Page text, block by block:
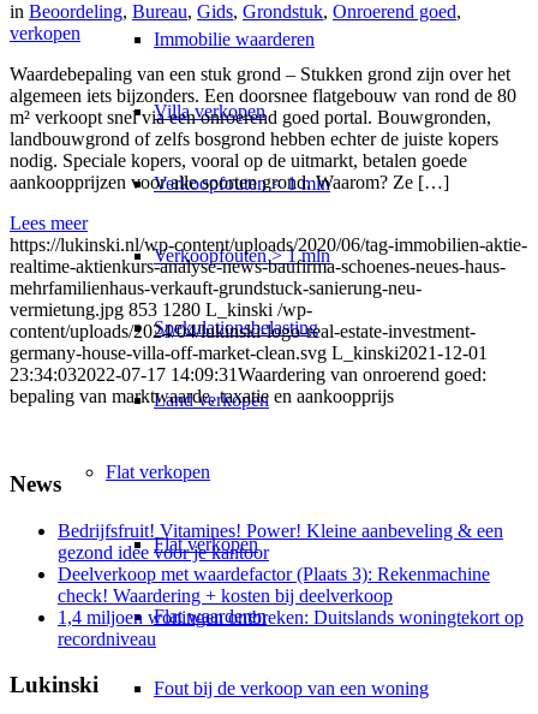
Immobilie waarderen
Villa verkopen
Verkoopfouten < 1 mln
Verkoopfouten > 1 mln
Spekulationsbelasting
Land verkopen
Flat verkopen
Flat verkopen
Flat waarderen
Fout bij de verkoop van een woning
in Beoordeling, Bureau, Gids, Grondstuk, Onroerend goed,
verkopen
Waardebepaling van een stuk grond – Stukken grond zijn over het
algemeen iets bijzonders. Een doorsnee flatgebouw van rond de 80
m² verkoopt snel via een onroerend goed portal. Bouwgronden,
landbouwgrond of zelfs bosgrond hebben echter de juiste kopers
nodig. Speciale kopers, vooral op de uitmarkt, betalen goede
aankoopprijzen voor alle soorten grond. Waarom? Ze […]
Lees meer
https://lukinski.nl/wp-content/uploads/2020/06/tag-immobilien-aktie-
realtime-aktienkurs-analyse-news-baufirma-schoenes-neues-haus-
mehrfamilienhaus-verkauft-grundstuck-sanierung-neu-
vermietung.jpg 853 1280 L_kinski /wp-
content/uploads/2024/04/lukinski-logo-real-estate-investment-
germany-house-villa-off-market-clean.svg L_kinski2021-12-01
23:34:032022-07-17 14:09:31Waardering van onroerend goed:
bepaling van marktwaarde, taxatie en aankoopprijs
News
Bedrijfsfruit! Vitamines! Power! Kleine aanbeveling & een
gezond idee voor je kantoor
Deelverkoop met waardefactor (Plaats 3): Rekenmachine
check! Waardering + kosten bij deelverkoop
1,4 miljoen woningen ontbreken: Duitslands woningtekort op
recordniveau
Lukinski